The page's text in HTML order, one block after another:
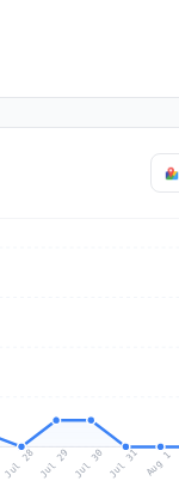
Jul 28 Jul 29 Jul 30 Jul 31 Aug 1